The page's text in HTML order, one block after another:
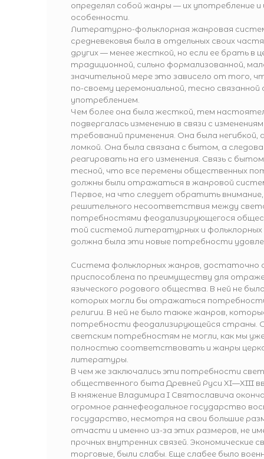
определял собой жанры — их употребление и
особенности.
Литературно-фольклорная жанровая
средневековья была в отдельных своих
других — менее жесткой, но если ее брать в
традиционной, сильно формализованной,
значительной мере это зависело от того,
по-своему церемониальной, тесно связанной
употреблением.
Чем более она была жесткой, тем
подвергалась изменению в связи с
требований применения. Она была негибкой,
ломкой. Она была связана с бытом, а
реагировать на его изменения. Связь с
тесной, что все перемены общественных
должны были отражаться в жанровой
Первое, на что следует обратить
решительного несоответствия между
потребностями феодализирующегося
той системой литературных и
должна была эти новые потребности
Система фольклорных жанров, достаточно
приспособлена по преимуществу для
языческого родового общества. В ней не
которых могли бы отражаться
религии. В ней не было также жанров,
потребности феодализирующейся страны.
светским потребностям не могли, как мы
полностью соответствовать и жанры
литературы.
В чем же заключались эти потребности
общественного быта Древней Руси XI—XIII
В княжение Владимира I Святославича
огромное раннефеодальное государство
государство, несмотря на свои большие
отчасти и именно из-за этих размеров, не
прочных внутренних связей. Экономические
торговые, были слабы. Еще слабее было